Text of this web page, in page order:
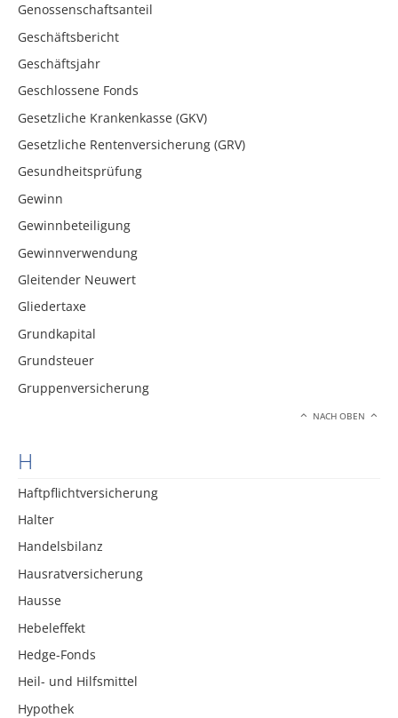
Genossenschaftsanteil
Geschäftsbericht
Geschäftsjahr
Geschlossene Fonds
Gesetzliche Krankenkasse (GKV)
Gesetzliche Rentenversicherung (GRV)
Gesundheitsprüfung
Gewinn
Gewinnbeteiligung
Gewinnverwendung
Gleitender Neuwert
Gliedertaxe
Grundkapital
Grundsteuer
Gruppenversicherung
NACH OBEN
H
Haftpflichtversicherung
Halter
Handelsbilanz
Hausratversicherung
Hausse
Hebeleffekt
Hedge-Fonds
Heil- und Hilfsmittel
Hypothek